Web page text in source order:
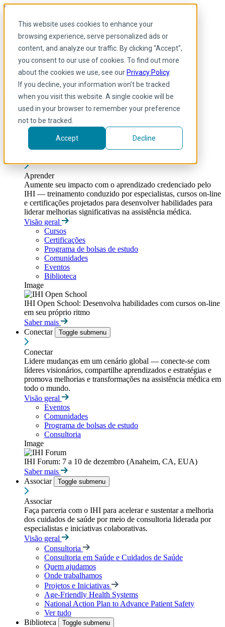
This website uses cookies to enhance your
browsing experience, serve personalized ads or
content, and analyze our traffic. By clicking "Accept",
you consent to our use of cookies. To find out more
about the cookies we use, see our Privacy Policy.
If you decline, your information won’t be tracked
when you visit this website. A single cookie will be
used in your browser to remember your preference
not to be tracked.
Accept Decline
Skip to main content
Portuguese
Arabic
Inglês
Francês
Portuguese
Spanish
Aprender
Aumente seu impacto com o aprendizado credenciado pelo
IHI — treinamento conduzido por especialistas, cursos on-line
e certificações projetados para desenvolver habilidades para
liderar melhorias significativas na assistência médica.
Visão geral
Cursos
Certificações
Programa de bolsas de estudo
Comunidades
Eventos
Biblioteca
Image
IHI Open School: Desenvolva habilidades com cursos on-line
em seu próprio ritmo
Saber mais
Conectar
Toggle submenu
Conectar
Lidere mudanças em um cenário global — conecte-se com
líderes visionários, compartilhe aprendizados e estratégias e
promova melhorias e transformações na assistência médica em
todo o mundo.
Visão geral
Eventos
Comunidades
Programa de bolsas de estudo
Consultoria
Image
IHI Forum: 7 a 10 de dezembro (Anaheim, CA, EUA)
Saber mais
Associar
Toggle submenu
Associar
Faça parceria com o IHI para acelerar e sustentar a melhoria
dos cuidados de saúde por meio de consultoria liderada por
especialistas e iniciativas colaborativas.
Visão geral
Consultoria
Consultoria em Saúde e Cuidados de Saúde
Quem ajudamos
Onde trabalhamos
Projetos e Iniciativas
Age-Friendly Health Systems
National Action Plan to Advance Patient Safety
Ver tudo
Biblioteca
Toggle submenu